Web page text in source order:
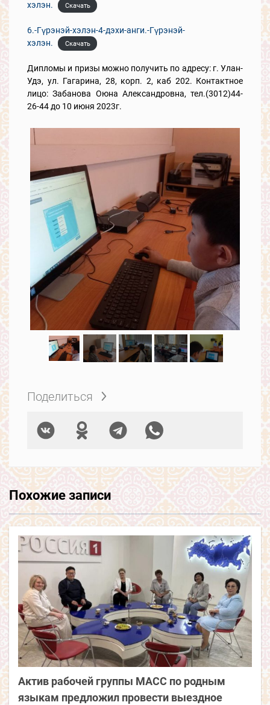
хэлэн. Скачать
6.-Гүрэнэй-хэлэн-4-дэхи-анги.-Гүрэнэй-
хэлэн.
Скачать
Дипломы и призы можно получить по адресу: г. Улан-
Удэ, ул. Гагарина, 28, корп. 2, каб 202. Контактное
лицо: Забанова Оюна Александровна, тел.(3012)44-
26-44 до 10 июня 2023г.
Поделиться
Похожие записи
Актив рабочей группы МАСС по родным
языкам предложил провести выездное